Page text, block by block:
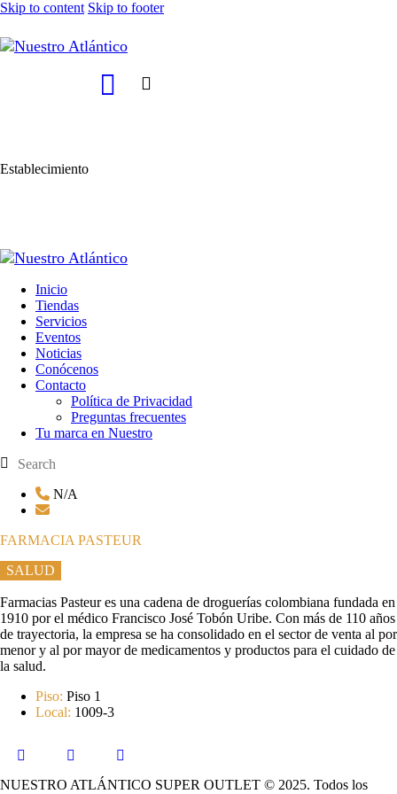
Skip to content Skip to footer
Establecimiento
Inicio
Tiendas
Servicios
Eventos
Noticias
Conócenos
Contacto
Política de Privacidad
Preguntas frecuentes
Tu marca en Nuestro
N/A
FARMACIA PASTEUR
SALUD
Farmacias Pasteur es una cadena de droguerías colombiana fundada en
1910 por el médico Francisco José Tobón Uribe. Con más de 110 años
de trayectoria, la empresa se ha consolidado en el sector de venta al por
menor y al por mayor de medicamentos y productos para el cuidado de
la salud.
Piso: Piso 1
Local: 1009-3
NUESTRO ATLÁNTICO SUPER OUTLET © 2025. Todos los